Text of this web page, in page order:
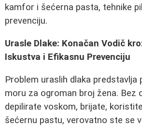
kamfor i šećerna pasta, tehnike
prevenciju.
Urasle Dlake: Konačan Vodič
Iskustva i Efikasnu Prevenciju
Problem uraslih dlaka predstavlja
moru za ogroman broj žena. Bez
depilirate voskom, brijate,
šećernu pastu, verovatno ste se